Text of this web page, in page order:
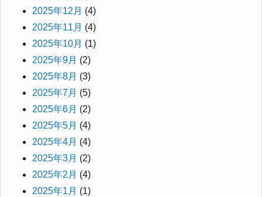
2025年12月 (4)
2025年11月 (4)
2025年10月 (1)
2025年9月 (2)
2025年8月 (3)
2025年7月 (5)
2025年6月 (2)
2025年5月 (4)
2025年4月 (4)
2025年3月 (2)
2025年2月 (4)
2025年1月 (1)